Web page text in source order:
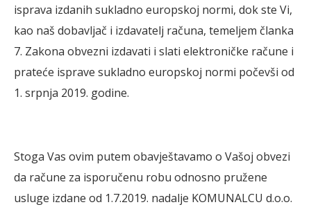
isprava izdanih sukladno europskoj normi, dok ste Vi,
kao naš dobavljač i izdavatelj računa, temeljem članka
7. Zakona obvezni izdavati i slati elektroničke račune i
prateće isprave sukladno europskoj normi počevši od
1. srpnja 2019. godine.
Stoga Vas ovim putem obavještavamo o Vašoj obvezi
da račune za isporučenu robu odnosno pružene
usluge izdane od 1.7.2019. nadalje KOMUNALCU d.o.o.